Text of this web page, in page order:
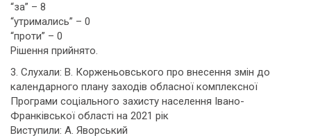
“за” – 8
“утримались” – 0
“проти” – 0
Рішення прийнято.
3. Слухали: В. Корженьовського про внесення змін до
календарного плану заходів обласної комплексної
Програми соціального захисту населення Івано-
Франківської області на 2021 рік
Виступили: А. Яворський